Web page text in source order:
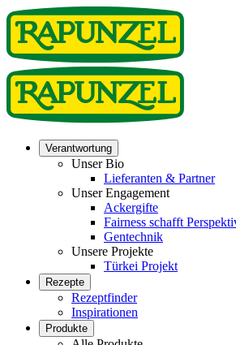
Verantwortung
Unser Bio
Lieferanten & Partner
Unser Engagement
Ackergifte
Fairness schafft
Gentechnik
Unsere Projekte
Türkei Projekt
Rezepte
Rezeptfinder
Inspirationen
Produkte